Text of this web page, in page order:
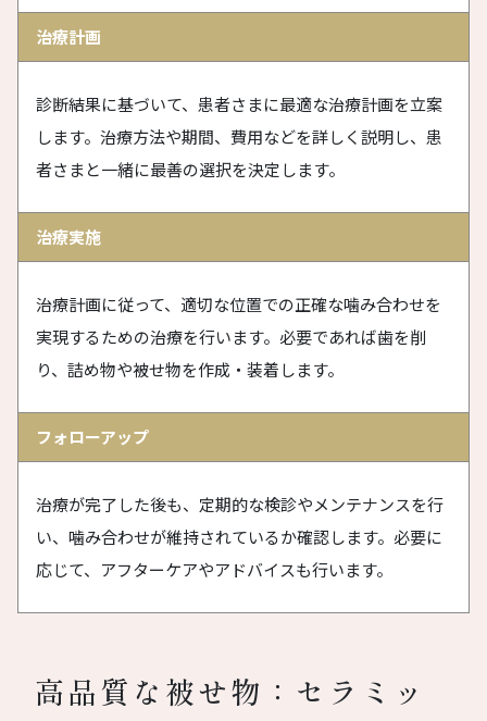
治療計画
診断結果に基づいて、患者さまに最適な治療計画を立案
します。治療方法や期間、費用などを詳しく説明し、患
者さまと一緒に最善の選択を決定します。
治療実施
治療計画に従って、適切な位置での正確な噛み合わせを
実現するための治療を行います。必要であれば歯を削
り、詰め物や被せ物を作成・装着します。
フォローアップ
治療が完了した後も、定期的な検診やメンテナンスを行
い、噛み合わせが維持されているか確認します。必要に
応じて、アフターケアやアドバイスも行います。
高品質な被せ物：セラミッ